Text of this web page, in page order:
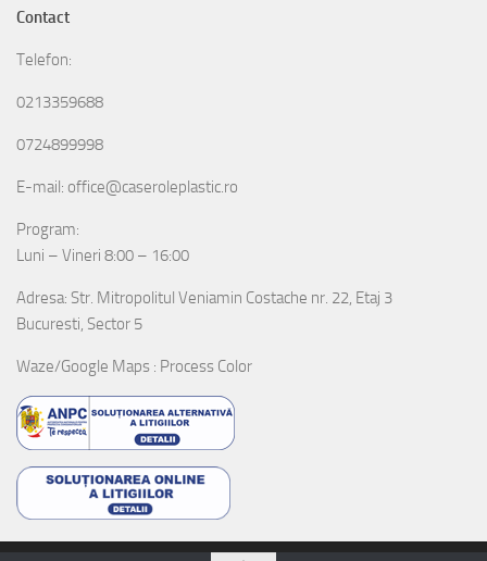
Contact
Telefon:
0213359688
0724899998
E-mail: office@caseroleplastic.ro
Program:
Luni – Vineri 8:00 – 16:00
Adresa: Str. Mitropolitul Veniamin Costache nr. 22, Etaj 3
Bucuresti, Sector 5
Waze/Google Maps : Process Color